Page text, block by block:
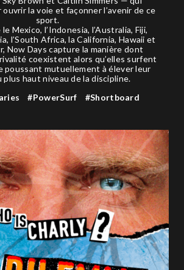
ouvrir la voie et façonner l’avenir de ce
sport.
Mexico, l’Indonesia, l’Australia, Fiji,
l’South Africa, la California, Hawaii et
Now Days capture la manière dont
coexistent alors qu’elles surfent
poussant mutuellement à élever leur
plus haut niveau de la discipline.
#PowerSurf #Shortboard